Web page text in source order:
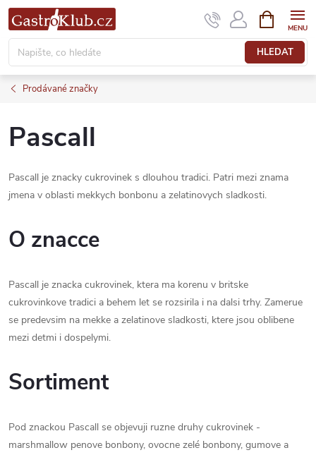
Přejít
na
obsah
HLEDAT
NÁKUPNÍ
KOŠÍK
Prodávané značky
Pascall
Pascall je znacky cukrovinek s dlouhou tradici. Patri mezi znama
jmena v oblasti mekkych bonbonu a zelatinovych sladkosti.
O znacce
Pascall je znacka cukrovinek, ktera ma korenu v britske
cukrovinkove tradici a behem let se rozsirila i na dalsi trhy. Zamerue
se predevsim na mekke a zelatinove sladkosti, ktere jsou oblibene
mezi detmi i dospelymi.
Sortiment
Pod znackou Pascall se objevuji ruzne druhy cukrovinek -
marshmallow penove bonbony, ovocne zelé bonbony, gumove a